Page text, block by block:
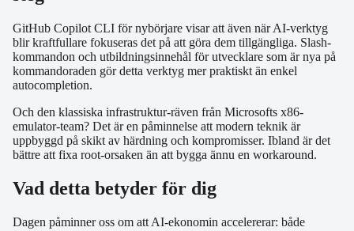
GitHub Copilot CLI för nybörjare visar att även när AI-verktyg
blir kraftfullare fokuseras det på att göra dem tillgängliga. Slash-
kommandon och utbildningsinnehål för utvecklare som är nya på
kommandoraden gör detta verktyg mer praktiskt än enkel
autocompletion.
Och den klassiska infrastruktur-räven från Microsofts x86-
emulator-team? Det är en påminnelse att modern teknik är
uppbyggd på skikt av härdning och kompromisser. Ibland är det
bättre att fixa root-orsaken än att bygga ännu en workaround.
Vad detta betyder för dig
Dagen påminner oss om att AI-ekonomin accelererar: både